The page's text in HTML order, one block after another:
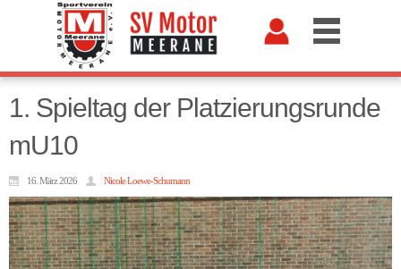
1. Spieltag der Platzierungsrunde
mU10
16. März 2026 Nicole Loewe-Schumann